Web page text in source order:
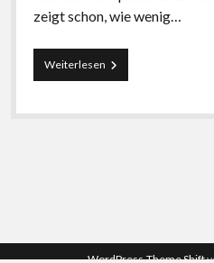
zeigt schon, wie wenig…
WeiterlesenAuschwitz
als
Gründungsmythos
Schreiben
im
WordPress-Theme Shift